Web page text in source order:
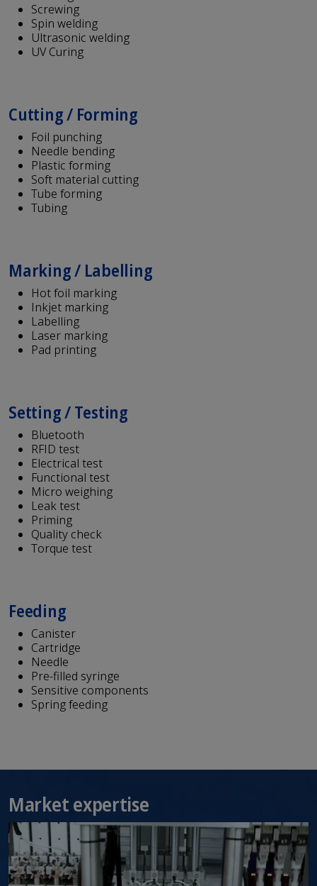
Screwing
Spin welding
Ultrasonic welding
UV Curing
Cutting / Forming
Foil punching
Needle bending
Plastic forming
Soft material cutting
Tube forming
Tubing
Marking / Labelling
Hot foil marking
Inkjet marking
Labelling
Laser marking
Pad printing
Setting / Testing
Bluetooth
RFID test
Electrical test
Functional test
Micro weighing
Leak test
Priming
Quality check
Torque test
Feeding
Canister
Cartridge
Needle
Pre-filled syringe
Sensitive components
Spring feeding
Market expertise